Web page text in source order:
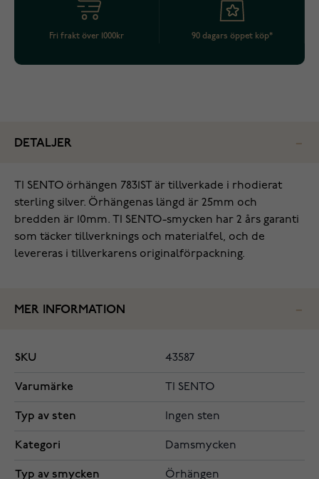
Fri frakt över 1000kr 90 dagars öppet köp*
DETALJER
TI SENTO örhängen 7831ST‌ är tillverkade i rhodierat
sterling silver. Örhängenas längd är 25mm och
bredden är 10mm. TI SENTO-smycken har 2 års garanti
som täcker tillverknings och materialfel, och de
levereras i tillverkarens originalförpackning.
MER INFORMATION
SKU 43587
Varumärke TI SENTO
Typ av sten Ingen sten
Kategori Damsmycken
Typ av smycken Örhängen